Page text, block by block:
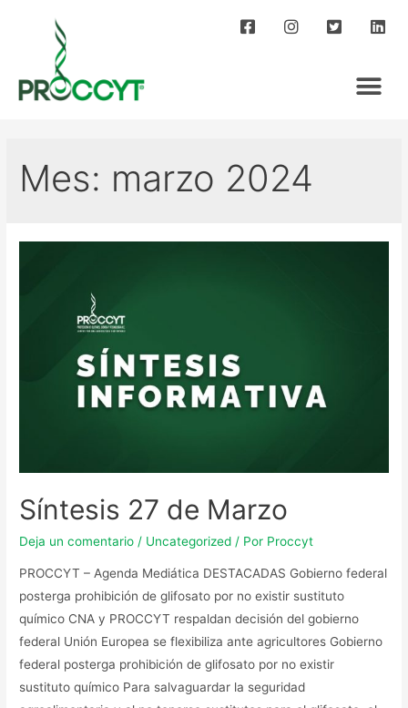
Mes: marzo 2024
Síntesis 27 de Marzo
Deja un comentario / Uncategorized / Por Proccyt
PROCCYT – Agenda Mediática DESTACADAS Gobierno federal
posterga prohibición de glifosato por no existir sustituto
químico CNA y PROCCYT respaldan decisión del gobierno
federal Unión Europea se flexibiliza ante agricultores Gobierno
federal posterga prohibición de glifosato por no existir
sustituto químico Para salvaguardar la seguridad